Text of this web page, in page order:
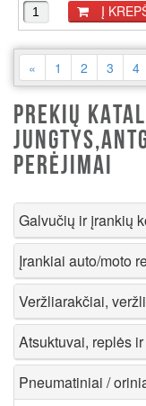
Į
« 1 2 3 4
PREKIŲ
PERĖJIMAI
Galvučių ir įrankių
Įrankiai auto/moto
Veržliarakčiai,
Atsuktuvai, replės
Pneumatiniai /